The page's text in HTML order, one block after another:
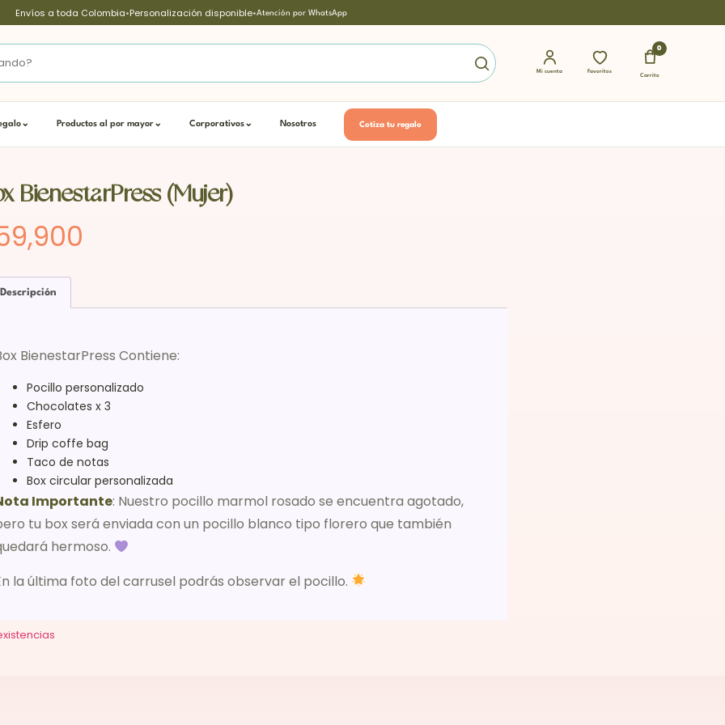
Envíos a toda Colombia•Personalización disponible•Atención por WhatsApp
Mi cuenta Favoritos
0
Carrito
⌄ Productos al por mayor⌄ Corporativos⌄ Nosotros Cotiza tu regalo
BienestarPress (Mujer)
Descripción
BienestarPress Contiene:
Pocillo personalizado
Chocolates x 3
Esfero
Drip coffe bag
Taco de notas
Box circular personalizada
Importante: Nuestro pocillo marmol rosado se encuentra agotado,
tu box será enviada con un pocillo blanco tipo florero que también
hermoso.
la última foto del carrusel podrás observar el pocillo.